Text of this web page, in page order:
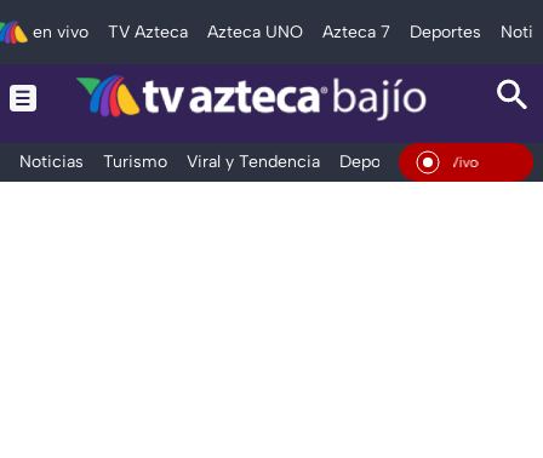
en vivo TV Azteca Azteca UNO Azteca 7 Deportes
Noticias Turismo Viral y Tendencia Deportes Espectáculos
En Vivo